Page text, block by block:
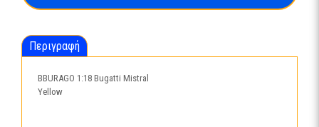
ποσότητα
Περιγραφή
BBURAGO 1:18 Bugatti Mistral
Yellow